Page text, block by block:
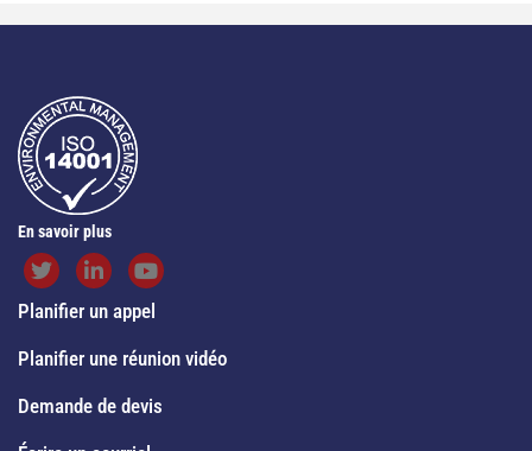
En savoir plus
Planifier un appel
Planifier une réunion vidéo
Demande de devis